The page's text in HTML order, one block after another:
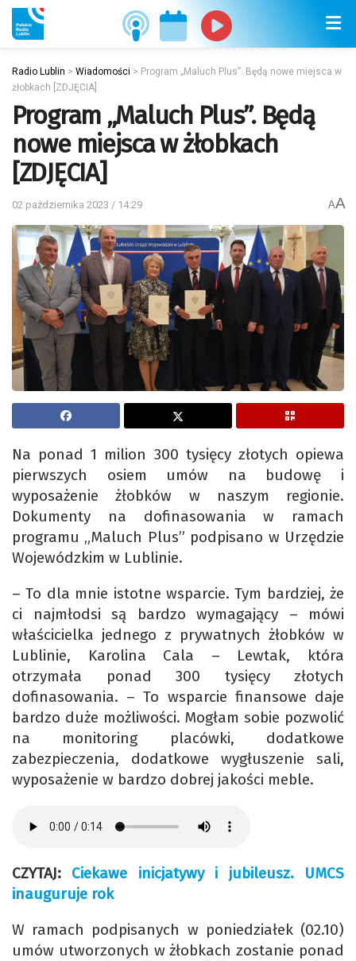
Radio Lublin > Wiadomości > Program „Maluch Plus”. Będą nowe miejsca w
żłobkach [ZDJĘCIA]
Program „Maluch Plus”. Będą
nowe miejsca w żłobkach
[ZDJĘCIA]
02 października 2023 / 14:29 AA
Na ponad 1 milion 300 tysięcy złotych opiewa
pierwszych osiem umów na budowę i
wyposażenie żłobków w naszym regionie.
Dokumenty na dofinasowania w ramach
programu „Maluch Plus” podpisano w Urzędzie
Wojewódzkim w Lublinie.
– To dla mnie istotne wsparcie. Tym bardziej, że
ci najmłodsi są bardzo wymagający – mówi
właścicielka jednego z prywatnych żłobków w
Lublinie, Karolina Cala – Lewtak, która
otrzymała ponad 300 tysięcy złotych
dofinasowania. – To wsparcie finansowe daje
bardzo duże możliwości. Mogłam sobie pozwolić
na monitoring placówki, dodatkowe
zabezpieczenia, dodatkowe wygłuszenie sali,
wyposażenie w bardzo dobrej jakości meble.
CZYTAJ: Ciekawe inicjatywy i jubileusz. UMCS
inauguruje rok
W ramach podpisanych w poniedziałek (02.10)
umów utworzonych w żłobkach zostanie ponad